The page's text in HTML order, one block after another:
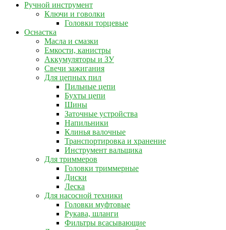
Ручной инструмент
Ключи и говолки
Головки торцевые
Оснастка
Масла и смазки
Емкости, канистры
Аккумуляторы и ЗУ
Свечи зажигания
Для цепных пил
Пильные цепи
Бухты цепи
Шины
Заточные устройства
Напильники
Клинья валочные
Транспортировка и хранение
Инструмент вальщика
Для триммеров
Головки триммерные
Диски
Леска
Для насосной техники
Головки муфтовые
Рукава, шланги
Фильтры всасывающие